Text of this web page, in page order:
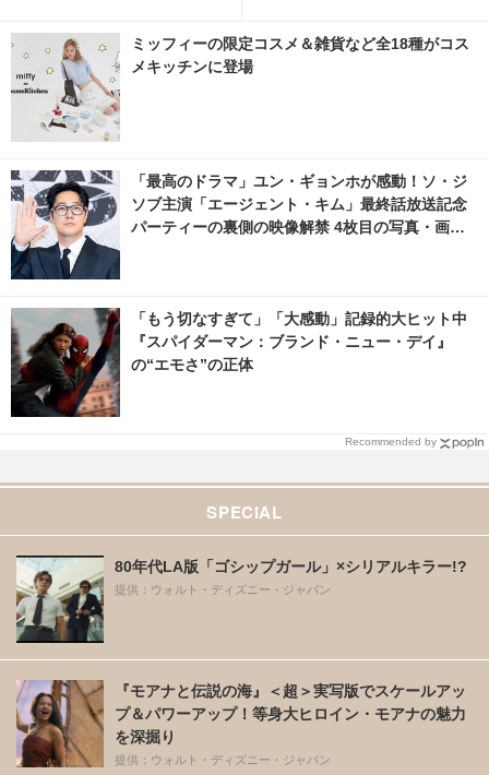
ミッフィーの限定コスメ＆雑貨など全18種がコス
メキッチンに登場
「最高のドラマ」ユン・ギョンホが感動！ソ・ジ
ソブ主演「エージェント・キム」最終話放送記念
パーティーの裏側の映像解禁 4枚目の写真・画像 |
「もう切なすぎて」「大感動」記録的大ヒット中
『スパイダーマン：ブランド・ニュー・デイ』
の“エモさ”の正体
Recommended by
SPECIAL
80年代LA版「ゴシップガール」×シリアルキラー!?
提供：ウォルト・ディズニー・ジャパン
『モアナと伝説の海』＜超＞実写版でスケールアッ
プ＆パワーアップ！等身大ヒロイン・モアナの魅力
を深掘り
提供：ウォルト・ディズニー・ジャパン